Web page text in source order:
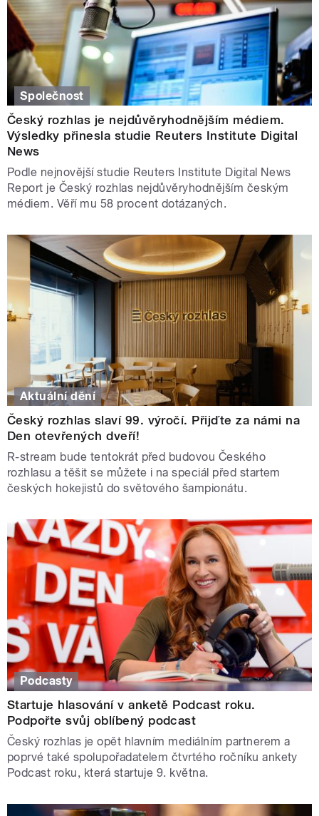
Společnost
Český rozhlas je nejdůvěryhodnějším médiem.
Výsledky přinesla studie Reuters Institute Digital
News
Podle nejnovější studie Reuters Institute Digital News
Report je Český rozhlas nejdůvěryhodnějším českým
médiem. Věří mu 58 procent dotázaných.
Aktuální dění
Český rozhlas slaví 99. výročí. Přijďte za námi na
Den otevřených dveří!
R-stream bude tentokrát před budovou Českého
rozhlasu a těšit se můžete i na speciál před startem
českých hokejistů do světového šampionátu.
Podcasty
Startuje hlasování v anketě Podcast roku.
Podpořte svůj oblíbený podcast
Český rozhlas je opět hlavním mediálním partnerem a
poprvé také spolupořadatelem čtvrtého ročníku ankety
Podcast roku, která startuje 9. května.